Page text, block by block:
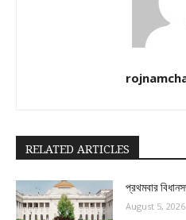
RELATED ARTICLES
প্রথমবার
August 5, 2026